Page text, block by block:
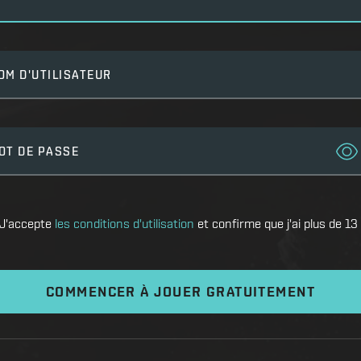
D'UTILISATEUR
DE PASSE
J'accepte les conditions d'utilisation et confirme que j'ai plus de 13
COMMENCER À JOUER GRATUITEMENT